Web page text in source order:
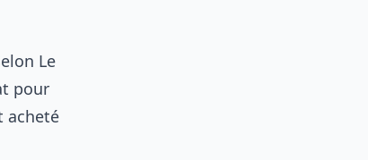
Le
pour
acheté